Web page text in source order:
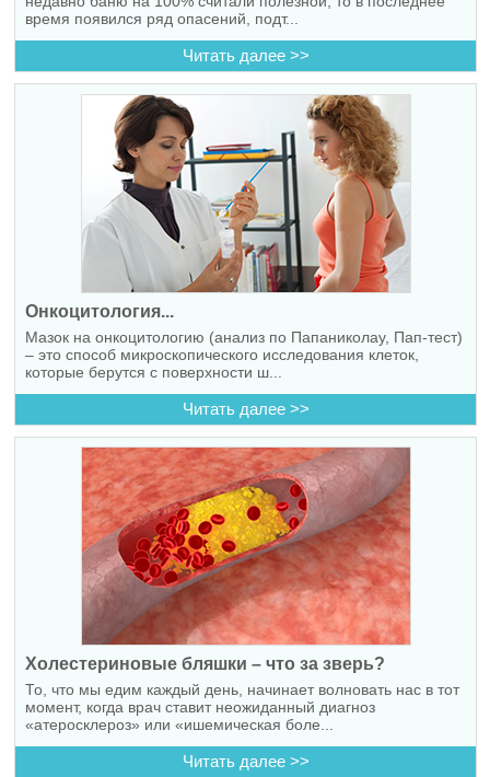
время появился ряд опасений, подт...
Читать далее >>
Онкоцитология...
Мазок на онкоцитологию (анализ по Папаниколау, Пап-тест)
– это способ микроскопического исследования клеток,
которые берутся с поверхности ш...
Читать далее >>
Холестериновые бляшки – что за зверь?
То, что мы едим каждый день, начинает волновать нас в тот
момент, когда врач ставит неожиданный диагноз
«атеросклероз» или «ишемическая боле...
Читать далее >>